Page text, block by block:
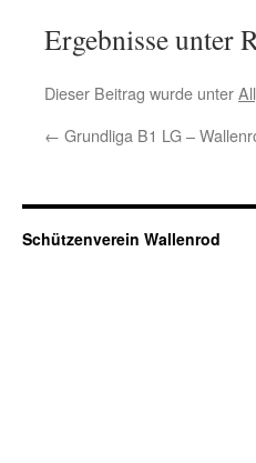
Ergebnisse unter
Dieser Beitrag wurde unter
← Grundliga B1 LG –
Schützenverein Wallenrod